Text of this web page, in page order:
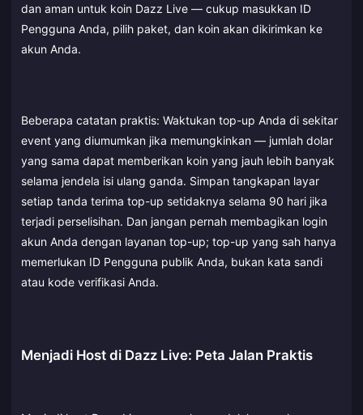
dan aman untuk koin Dazz Live — cukup masukkan ID
Pengguna Anda, pilih paket, dan koin akan dikirimkan ke
akun Anda.
Beberapa catatan praktis: Waktukan top-up Anda di sekitar
event yang diumumkan jika memungkinkan — jumlah dolar
yang sama dapat memberikan koin yang jauh lebih banyak
selama jendela isi ulang ganda. Simpan tangkapan layar
setiap tanda terima top-up setidaknya selama 90 hari jika
terjadi perselisihan. Dan jangan pernah membagikan login
akun Anda dengan layanan top-up; top-up yang sah hanya
memerlukan ID Pengguna publik Anda, bukan kata sandi
atau kode verifikasi Anda.
Menjadi Host di Dazz Live: Peta Jalan Praktis